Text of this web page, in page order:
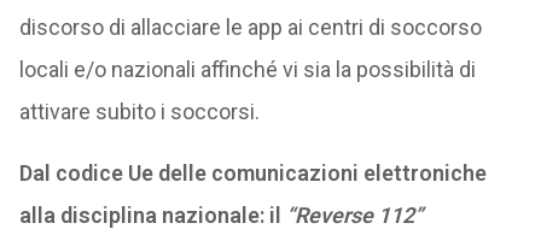
discorso di allacciare le app ai centri di soccorso
locali e/o nazionali affinché vi sia la possibilità di
attivare subito i soccorsi.
Dal codice Ue delle comunicazioni elettroniche
alla disciplina nazionale: il
“Reverse 112”